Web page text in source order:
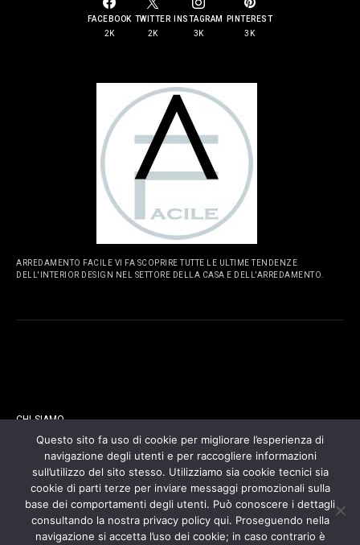
FACEBOOK
2K
TWITTER
2K
INSTAGRAM
3K
PINTEREST
3K
ARREDAMENTO FACILE VI FA SCOPRIRE TUTTE LE ULTIME TENDENZE
DELL'INTERIOR DESIGN NEL SETTORE DELLA CASA E DELL'ARREDAMENTO.
CHI SIAMO
CONTATTI
COOKIES POLICY
Questo sito fa uso di cookie per migliorare l’esperienza di
navigazione degli utenti e per raccogliere informazioni
sull’utilizzo del sito stesso. Utilizziamo sia cookie tecnici sia
cookie di parti terze per inviare messaggi promozionali sulla
base dei comportamenti degli utenti. Può conoscere i dettagli
consultando la nostra privacy policy qui. Proseguendo nella
navigazione si accetta l’uso dei cookie; in caso contrario è